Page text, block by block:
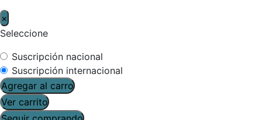
×
Seleccione
Suscripción nacional
Suscripción internacional
Agregar al carro
Ver carrito